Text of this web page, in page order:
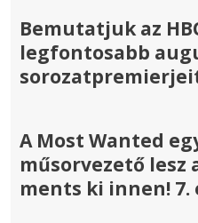
Bemutatjuk az
legfontosabb
A Most Wanted
műsorvezető lesz
ments ki innen! 7.